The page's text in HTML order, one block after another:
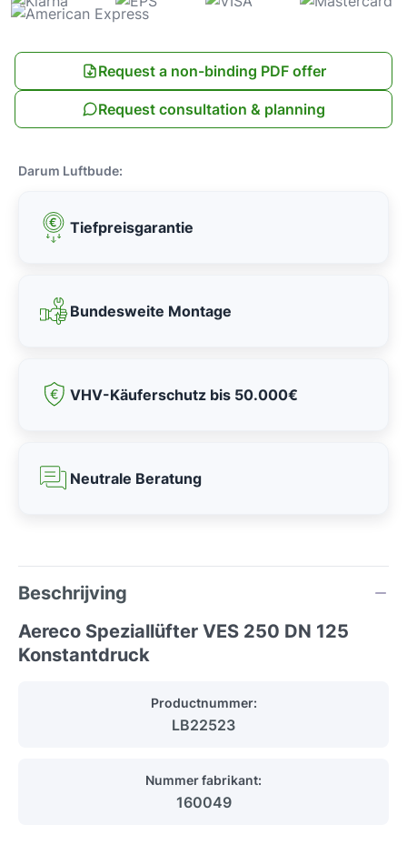
Request a non-binding PDF offer
Request consultation & planning
Darum Luftbude:
Tiefpreisgarantie
Bundesweite Montage
VHV-Käuferschutz bis 50.000€
Neutrale Beratung
Beschrijving
Aereco Speziallüfter VES 250 DN 125
Konstantdruck
Productnummer:
LB22523
Nummer fabrikant:
160049